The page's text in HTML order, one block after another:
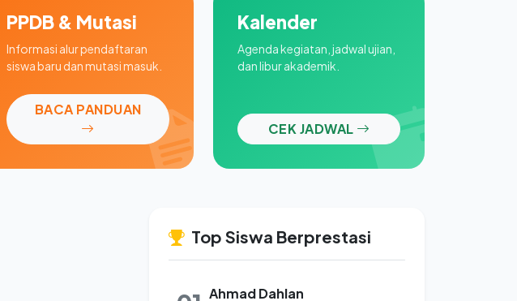
PPDB & Mutasi
Informasi alur pendaftaran
siswa baru dan mutasi masuk.
BACA PANDUAN
Kalender
Agenda kegiatan, jadwal ujian,
dan libur akademik.
CEK JADWAL
Top Siswa Berprestasi
Ahmad Dahlan